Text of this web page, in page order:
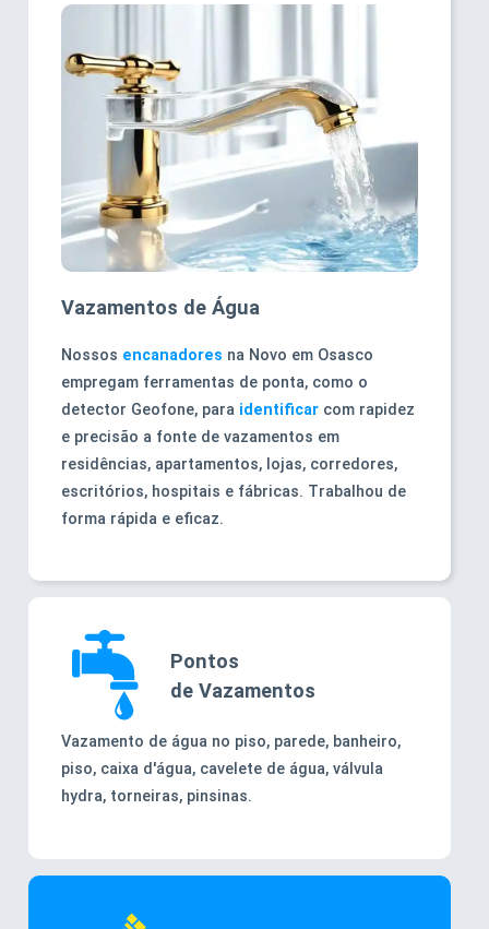
Vazamentos de Água
Nossos encanadores na Novo em Osasco
empregam ferramentas de ponta, como o
detector Geofone, para identificar com rapidez
e precisão a fonte de vazamentos em
residências, apartamentos, lojas, corredores,
escritórios, hospitais e fábricas. Trabalhou de
forma rápida e eficaz.
Pontos
de Vazamentos
Vazamento de água no piso, parede, banheiro,
piso, caixa d'água, cavelete de água, válvula
hydra, torneiras, pinsinas.